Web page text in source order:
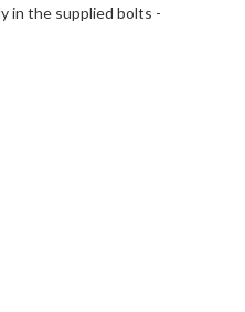
in the supplied bolts -